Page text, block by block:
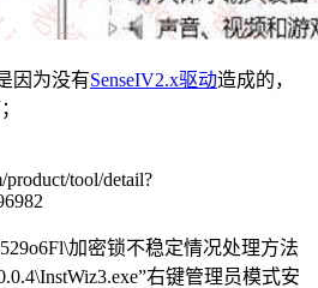
因为没有SenseIV2.x驱动造成的，
tool/detail?
加密锁不稳定情况处理方法
右键管理员模式安